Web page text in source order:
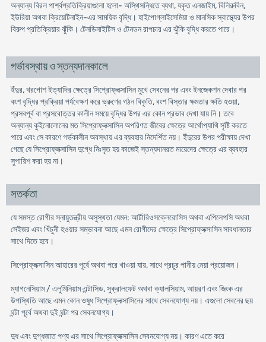
অন্যান্য বিরল পার্শ্বপ্রতিক্রিয়াগুলো হলো- অস্থিসন্ধিতে ব্যথা, যকৃত এনজাইম, বিলিরুবিন,
ইউরিয়া অথবা ক্রিয়েটিনাইন-এর সাময়িক বৃদ্ধি। হাইপোগ্লাইসেমিয়া ও মানসিক স্বাস্থ্যের উপর
বিরুপ প্রতিক্রিয়ার ঝুঁকি। টেনডিনাইটিস ও টেনডন রাপচার এর ঝুঁকি বৃদ্ধি করতে পারে।
গর্ভাবস্থায় ও স্তন্যদানকালে
ইঁদুর, খরগোশ ইত্যাদির ক্ষেত্রে সিপ্রোফ্লক্সাসিন মুখে সেবনের পর এবং ইনজেকশন দেবার পর
বংশ বৃদ্ধির প্রক্রিয়া পর্যবেক্ষণ করে ভ্রুণের গঠন বিকৃতি, বংশ বিস্তার ক্ষমতার ক্ষতি হওয়া,
প্রসবপূর্ব বা প্রসবোত্তর কালীন সময়ে বৃদ্ধির উপর এর কোন প্রভাব দেখা যায় নি। তবে
অন্যান্য কুইনোলোনের মত সিপ্রোফ্লক্সাসিন অপরিণত জীবের ক্ষেত্রে আর্থোপ্যাথি সৃষ্টি করতে
পারে এবং সে কারণে গর্ভকালীন অবস্থায় এর ব্যবহার নিদের্শিত নয়। ইঁদুরের উপর পরীক্ষায় দেখা
গেছে যে সিপ্রোফ্লক্সাসিন দুগ্ধে নিঃসৃত হয় কাজেই স্তন্যদানরত মায়েদের ক্ষেত্রে এর ব্যবহার
সুপারিশ করা হয় না।
সতর্কতা
যে সমস্ত রোগীর স্নায়ুতন্ত্রীয় অসুস্থতা যেমন: আর্টারিওসক্লেরোসিস অথবা এপিলেপসি অথবা
সেইজর এবং খিঁচুনী হওয়ার সম্ভাবনা আছে এমন রোগীদের ক্ষেত্রে সিপ্রোফ্লক্সাসিন সাবধানতার
সাথে দিতে হবে।
সিপ্রোফ্লক্সাসিন আহারের পূর্বে অথবা পরে খাওয়া যায়, সাথে প্রচুর পানীয় নেয়া প্রয়োজন।
ম্যাগনেসিয়াম / এলুমিনিয়াম এন্টাসিড, সুক্রালফেট অথবা ক্যালসিয়াম, আয়রণ এবং জিংক এর
উপস্থিতি আছে এমন কোন ওষুধ সিপ্রোফ্লক্সাসিনের সাথে সেবনযোগ্য নয়। এগুলো সেবনের ছয়
ঘন্টা পূর্বে অথবা দুই ঘন্টা পর সেবনযোগ্য।
দুধ এবং দুগ্ধজাত পণ্য এর সাথে সিপ্রোফ্লক্সাসিন সেবনযোগ্য নয়। কারণ এতে করে